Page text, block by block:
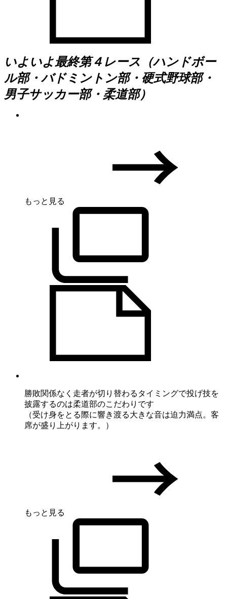
いよいよ最終第４レース（ハンドボー
ル部・バドミントン部・硬式野球部・
男子サッカー部・柔道部）
もっと見る
勝敗関係なく走者が切り替わるタイミングで投げ技を
披露するのは柔道部のこだわりです
（受け身をとる際に響き渡る大きな音は迫力満点。客
席が盛り上がります。）
もっと見る